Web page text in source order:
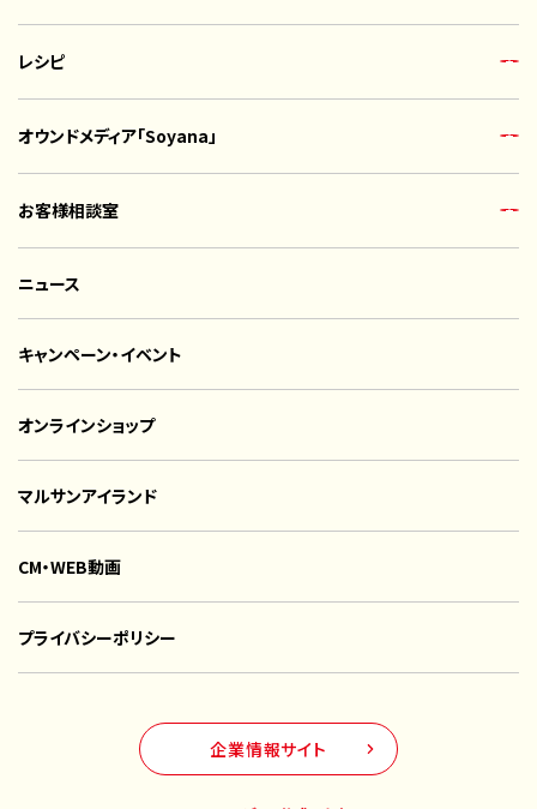
企業情報サイト
レシピ
オウンドメディア「Soyana」
お客様相談室
ニュース
キャンペーン・イベント
オンラインショップ
マルサンアイランド
CM・WEB動画
プライバシーポリシー